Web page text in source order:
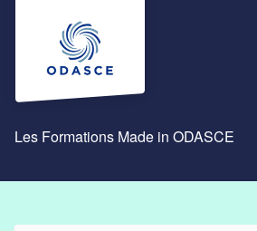
Aller au menu principal
Aller au contenu principal
Personnaliser l'interface
Les Formations Made in ODASCE